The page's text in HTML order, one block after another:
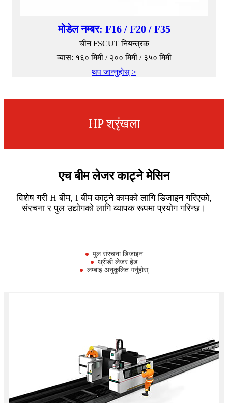
मोडेल नम्बर: F16 / F20 / F35
चीन FSCUT नियन्त्रक
व्यास: १६० मिमी / २०० मिमी / ३५० मिमी
थप जान्नुहोस् >
HP श्रृंखला
एच बीम लेजर काट्ने मेसिन
विशेष गरी H बीम, I बीम काट्ने कामको लागि डिजाइन गरिएको,
संरचना र पुल उद्योगको लागि व्यापक रूपमा प्रयोग गरिन्छ।
पुल संरचना डिजाइन
थ्रीडी लेजर हेड
लम्बाइ अनुकूलित गर्नुहोस्